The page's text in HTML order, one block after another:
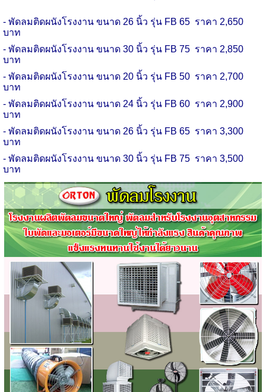
- พัดลมติดผนังโรงงาน ขนาด 26 นิ้ว รุ่น FB 65 ราคา 2,650
บาท
- พัดลมติดผนังโรงงาน ขนาด 30 นิ้ว รุ่น FB 75 ราคา 2,850
บาท
- พัดลมติดผนังโรงงาน ขนาด 20 นิ้ว รุ่น FB 50 ราคา 2,700
บาท
- พัดลมติดผนังโรงงาน ขนาด 24 นิ้ว รุ่น FB 60 ราคา 2,900
บาท
- พัดลมติดผนังโรงงาน ขนาด 26 นิ้ว รุ่น FB 65 ราคา 3,300
บาท
- พัดลมติดผนังโรงงาน ขนาด 30 นิ้ว รุ่น FB 75 ราคา 3,500
บาท